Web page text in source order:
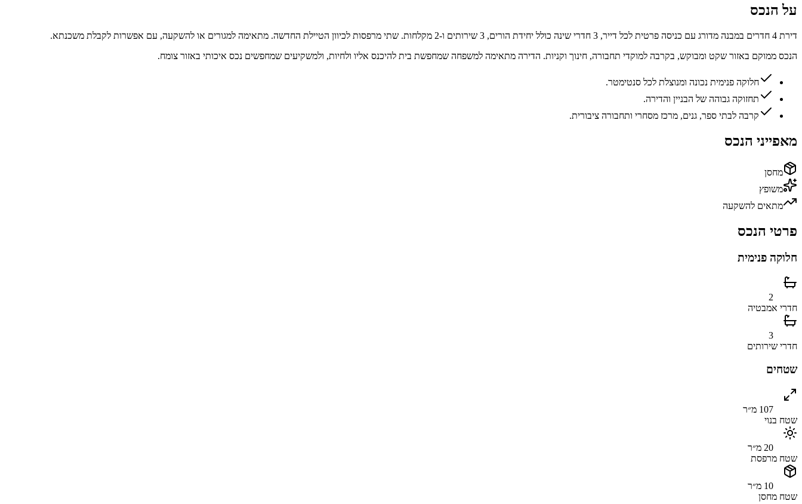
על הנכס
דירת 4 חדרים במבנה מדורג עם כניסה פרטית לכל דייר, 3 חדרי שינה כולל יחידת הורים, 3 שירותים ו-2 מקלחות. שתי מרפסות לכיוון הטיילת החדשה. מתאימה למגורים או להשקעה, עם אפשרות לקבלת משכנתא.
הנכס ממוקם באזור שקט ומבוקש, בקרבה למוקדי תחבורה, חינוך וקניות. הדירה מתאימה למשפחה שמחפשת בית להיכנס אליו ולחיות, ולמשקיעים שמחפשים נכס איכותי באזור צומח.
חלוקה פנימית נכונה ומנוצלת לכל סנטימטר.
תחזוקה גבוהה של הבניין והדירה.
קרבה לבתי ספר, גנים, מרכז מסחרי ותחבורה ציבורית.
מאפייני הנכס
מחסן
משופץ
מתאים להשקעה
פרטי הנכס
חלוקה פנימית
2
חדרי אמבטיה
3
חדרי שירותים
שטחים
107 מ״ר
שטח בנוי
20 מ״ר
שטח מרפסת
10 מ״ר
שטח מחסן